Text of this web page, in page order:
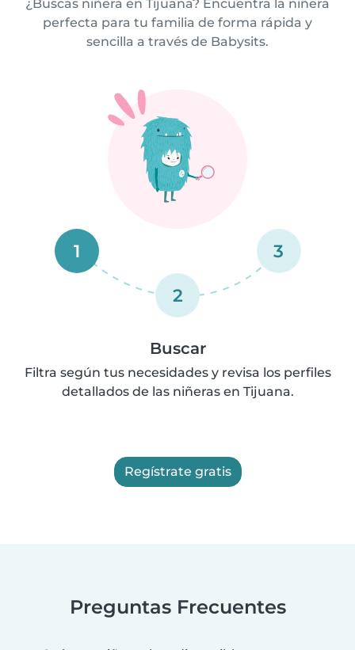
¿Buscas niñera en Tijuana? Encuentra la niñera
perfecta para tu familia de forma rápida y
sencilla a través de Babysits.
1
2
3
Buscar
Filtra según tus necesidades y revisa los perfiles
detallados de las niñeras en Tijuana.
Regístrate gratis
Preguntas Frecuentes